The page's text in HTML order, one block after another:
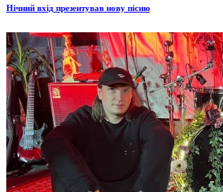
Нічний вхід презентував нову пісню